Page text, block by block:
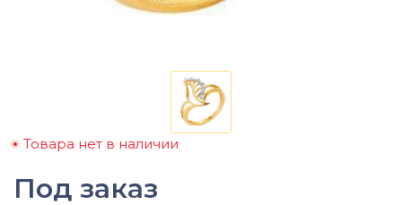
Товара нет в наличии
Под заказ